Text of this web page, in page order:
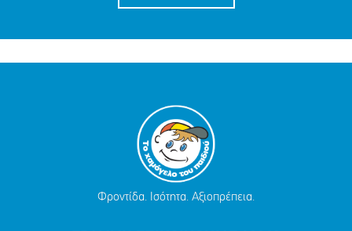
Φροντίδα. Ισότητα. Αξιοπρέπεια.